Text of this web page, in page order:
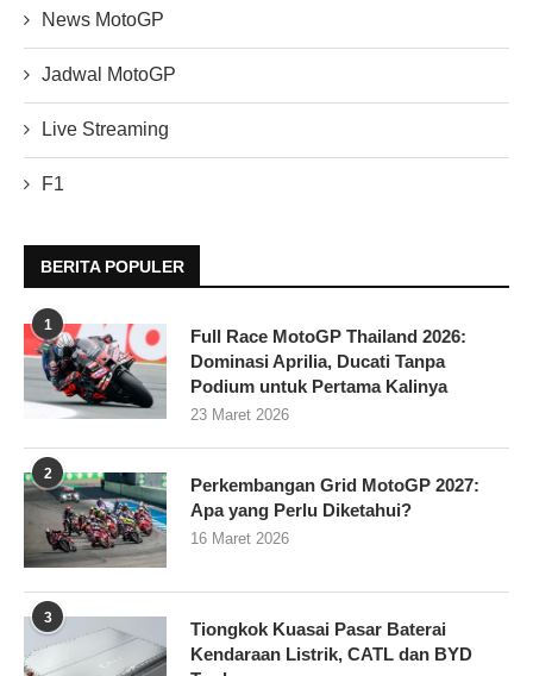
News MotoGP
Jadwal MotoGP
Live Streaming
F1
BERITA POPULER
1
Full Race MotoGP Thailand 2026:
Dominasi Aprilia, Ducati Tanpa
Podium untuk Pertama Kalinya
23 Maret 2026
2
Perkembangan Grid MotoGP 2027:
Apa yang Perlu Diketahui?
16 Maret 2026
3
Tiongkok Kuasai Pasar Baterai
Kendaraan Listrik, CATL dan BYD